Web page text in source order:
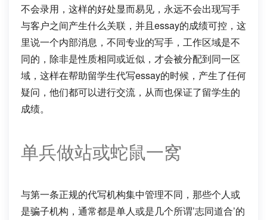
不会录用，这样的好处显而易见，永远不会出现写手
与客户之间产生什么关联，并且essay的成绩可控，这
里说一个内部消息，不同专业的写手，工作区域是不
同的，除非是性质相同或近似，才会被分配到同一区
域，这样在帮助留学生代写essay的时候，产生了任何
疑问，他们都可以进行交流，从而也保证了留学生的
成绩。
单兵做站或蛇鼠一窝
与第一条正规的代写机构集中管理不同，那些个人或
是骗子机构，通常都是单人或是几个所谓’志同道合’的